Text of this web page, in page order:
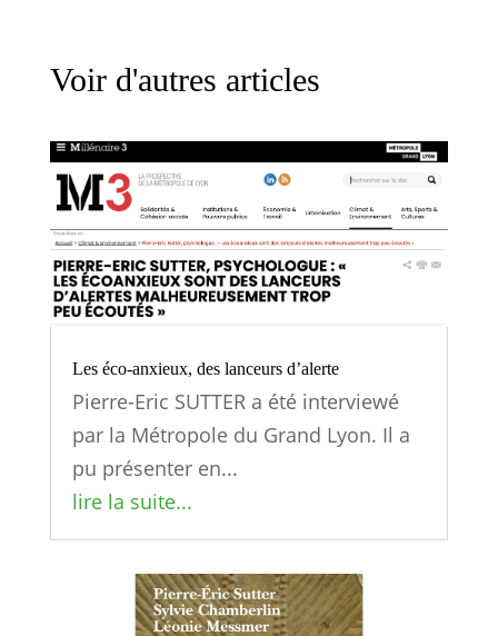
Voir d'autres articles
Les éco-anxieux, des lanceurs d’alerte
Pierre-Eric SUTTER a été interviewé
par la Métropole du Grand Lyon. Il a
pu présenter en...
lire la suite...